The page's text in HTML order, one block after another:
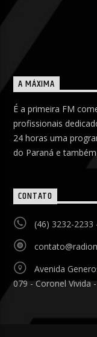
A MÁXIMA
É a primeira FM
profissionais
24 horas uma
do Paraná e
CONTATO
(46) 3232-2233
Avenida
079 - Coronel Vivida